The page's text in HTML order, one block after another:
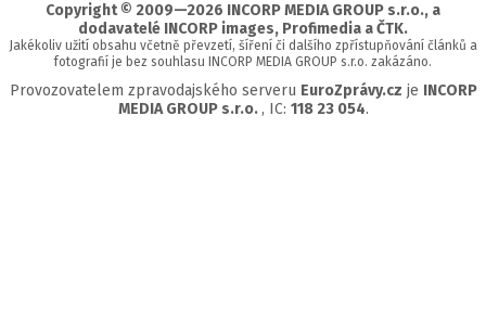
Copyright © 2009—2026 INCORP MEDIA GROUP s.r.o., a
dodavatelé INCORP images, Profimedia a ČTK.
Jakékoliv užití obsahu včetně převzetí, šíření či dalšího zpřístupňování článků a
fotografií je bez souhlasu INCORP MEDIA GROUP s.r.o. zakázáno.
Provozovatelem zpravodajského serveru EuroZprávy.cz je INCORP
MEDIA GROUP s.r.o. , IC: 118 23 054.